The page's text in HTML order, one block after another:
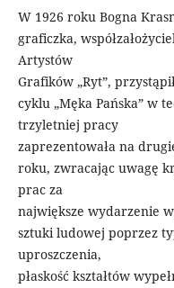
W 1926 roku Bogna
graficzka,
Artystów
Grafików „Ryt”,
cyklu „Męka Pańska” w
trzyletniej pracy
zaprezentowała na
roku, zwracając uwagę
prac za
największe wydarzenie
sztuki ludowej poprzez
uproszczenia,
płaskość kształtów